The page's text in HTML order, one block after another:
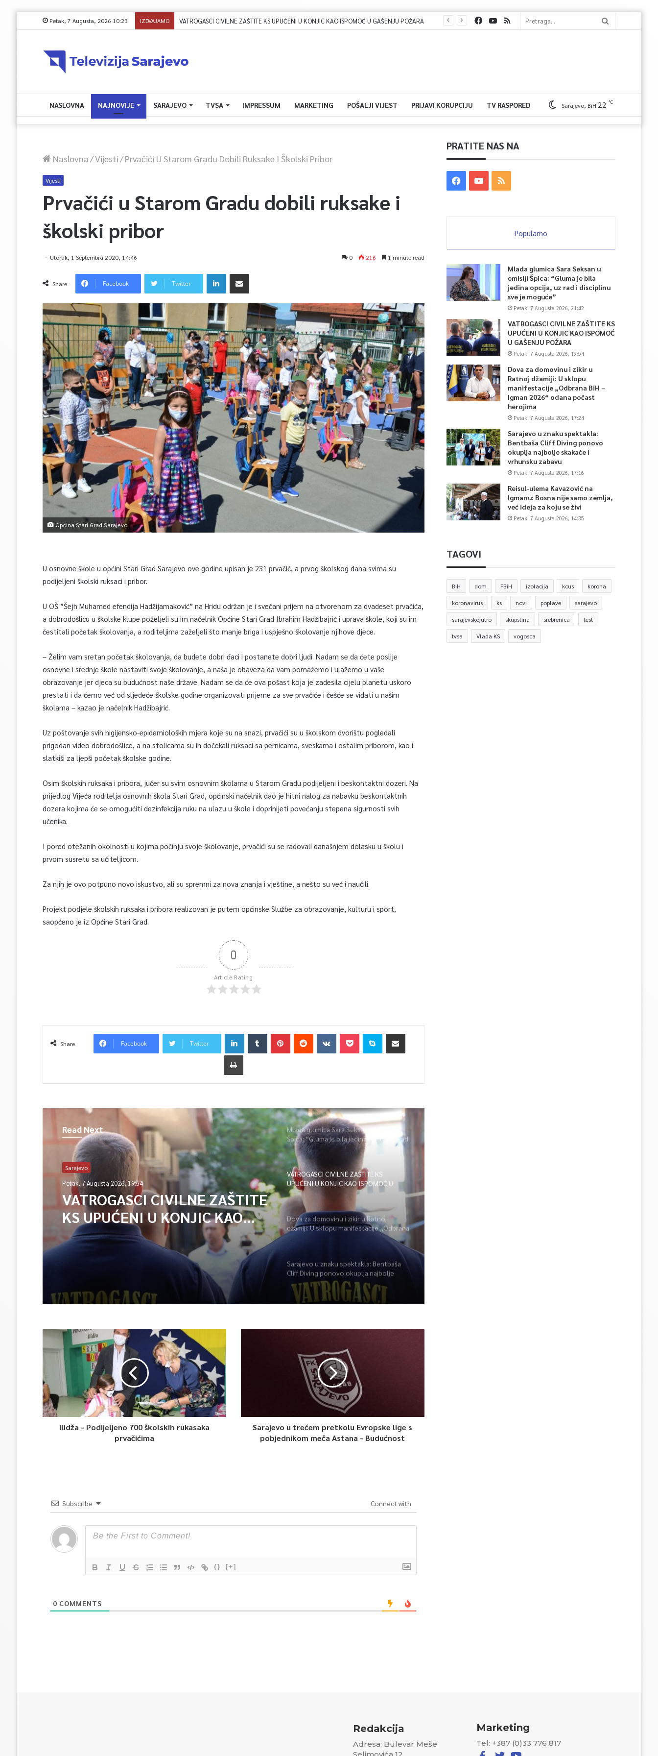
Petak, 7 Augusta, 2026 10:23 IZDVAJAMO
NASLOVNA NAJNOVIJE SARAJEVO TVSA IMPRESSUM MARKETING POŠALJI VIJEST PRIJAVI KORUPCIJU TV RASPORED Sarajevo, BiH 22 ℃
Naslovna/Vijesti/Prvačići U Starom Gradu Dobili Ruksake I Školski Pribor
Vijesti
Prvačići u Starom Gradu dobili ruksake i
školski pribor
Utorak, 1 Septembra 2020, 14:46 0 216 1 minute read
Share Facebook Twitter
Općina Stari Grad Sarajevo
U osnovne škole u općini Stari Grad Sarajevo ove godine upisan je 231 prvačić, a prvog školskog dana svima su
podijeljeni školski ruksaci i pribor.
U OŠ ”Šejh Muhamed efendija Hadžijamaković” na Hridu održan je i svečani prijem na otvorenom za dvadeset prvačića,
a dobrodošlicu u školske klupe poželjeli su im načelnik Općine Stari Grad Ibrahim Hadžibajrić i uprava škole, koji su im
čestitali početak školovanja, a roditeljima zaželjeli što manje briga i uspješno školovanje njihove djece.
– Želim vam sretan početak školovanja, da budete dobri đaci i postanete dobri ljudi. Nadam se da ćete poslije
osnovne i srednje škole nastaviti svoje školovanje, a naša je obaveza da vam pomažemo i ulažemo u vaše
obrazovanje jer djeca su budućnost naše države. Nadam se da će ova pošast koja je zadesila cijelu planetu uskoro
prestati i da ćemo već od sljedeće školske godine organizovati prijeme za sve prvačiće i češće se viđati u našim
školama – kazao je načelnik Hadžibajrić.
Uz poštovanje svih higijensko-epidemioloških mjera koje su na snazi, prvačići su u školskom dvorištu pogledali
prigodan video dobrodošlice, a na stolicama su ih dočekali ruksaci sa pernicama, sveskama i ostalim priborom, kao i
slatkiši za ljepši početak školske godine.
Osim školskih ruksaka i pribora, jučer su svim osnovnim školama u Starom Gradu podijeljeni i beskontaktni dozeri. Na
prijedlog Vijeća roditelja osnovnih škola Stari Grad, općinski načelnik dao je hitni nalog za nabavku beskontaktnih
dozera kojima će se omogućiti dezinfekcija ruku na ulazu u škole i doprinijeti povećanju stepena sigurnosti svih
učenika.
I pored otežanih okolnosti u kojima počinju svoje školovanje, prvačići su se radovali današnjem dolasku u školu i
prvom susretu sa učiteljicom.
Za njih je ovo potpuno novo iskustvo, ali su spremni za nova znanja i vještine, a nešto su već i naučili.
Projekt podjele školskih ruksaka i pribora realizovan je putem općinske Službe za obrazovanje, kulturu i sport,
saopćeno je iz Općine Stari Grad.
0
Article Rating
Share Facebook Twitter
Read Next
Sarajevo
Petak, 7 Augusta 2026, 19:54
VATROGASCI CIVILNE ZAŠTITE
KS UPUĆENI U KONJIC KAO
ISPOMOĆ U GAŠENJU POŽARA
Mlada glumica Sara Seksan u emisiji
Špica: “Gluma je bila jedina opcija, uz rad
i disciplinu sve je moguće”
VATROGASCI CIVILNE ZAŠTITE KS
UPUĆENI U KONJIC KAO ISPOMOĆ U
GAŠENJU POŽARA
Dova za domovinu i zikir u Ratnoj
džamiji: U sklopu manifestacije „Odbrana
BiH – Igman 2026“ odana počast
Sarajevo u znaku spektakla: Bentbaša
Cliff Diving ponovo okuplja najbolje
skakače i vrhunsku zabavu
Ilidža - Podijeljeno 700 školskih rukasaka
prvačićima
Sarajevo u trećem pretkolu Evropske lige s
pobjednikom meča Astana - Budućnost
Subscribe Connect with
{} [+]
0 COMMENTS
PRATITE NAS NA
Popularno
Mlada glumica Sara Seksan u
emisiji Špica: “Gluma je bila
jedina opcija, uz rad i disciplinu
sve je moguće”
Petak, 7 Augusta 2026, 21:42
VATROGASCI CIVILNE ZAŠTITE KS
UPUĆENI U KONJIC KAO ISPOMOĆ
U GAŠENJU POŽARA
Petak, 7 Augusta 2026, 19:54
Dova za domovinu i zikir u
Ratnoj džamiji: U sklopu
manifestacije „Odbrana BiH –
Igman 2026“ odana počast
herojima
Petak, 7 Augusta 2026, 17:24
Sarajevo u znaku spektakla:
Bentbaša Cliff Diving ponovo
okuplja najbolje skakače i
vrhunsku zabavu
Petak, 7 Augusta 2026, 17:16
Reisul-ulema Kavazović na
Igmanu: Bosna nije samo zemlja,
već ideja za koju se živi
Petak, 7 Augusta 2026, 14:35
TAGOVI
BiH dom FBiH izolacija kcus korona
koronavirus ks novi poplave sarajevo
sarajevskojutro skupstina srebrenica test
tvsa Vlada KS vogosca
Redakcija
Adresa: Bulevar Meše
Marketing
Tel: +387 (0)33 776 817